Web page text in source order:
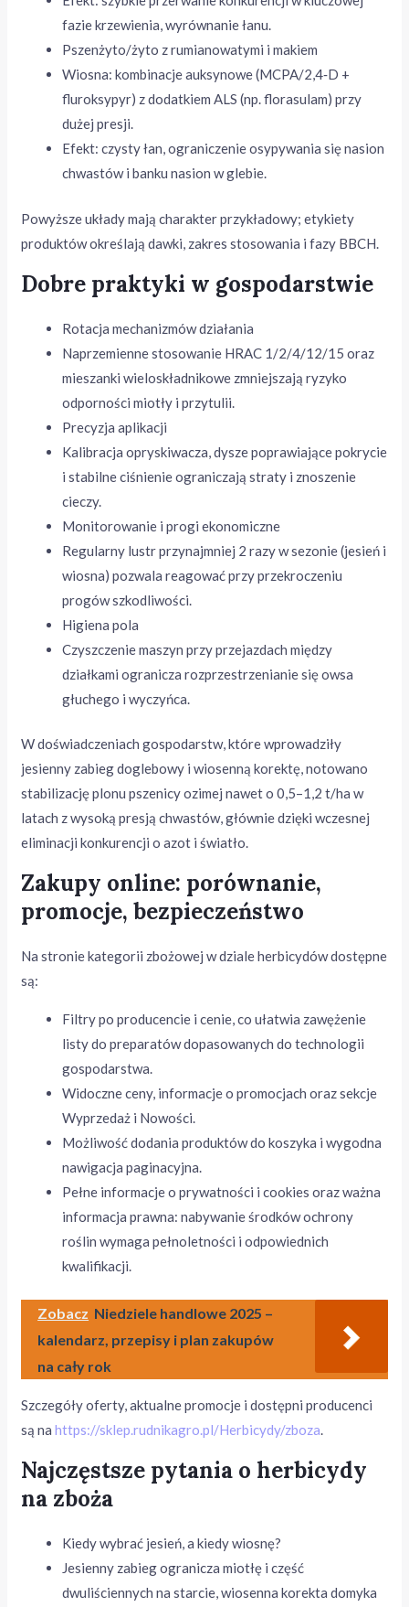
fazie krzewienia, wyrównanie łanu.
Pszenżyto/żyto z rumianowatymi i makiem
Wiosna: kombinacje auksynowe (MCPA/2,4‑D +
fluroksypyr) z dodatkiem ALS (np. florasulam) przy
dużej presji.
Efekt: czysty łan, ograniczenie osypywania się nasion
chwastów i banku nasion w glebie.
Powyższe układy mają charakter przykładowy; etykiety
produktów określają dawki, zakres stosowania i fazy BBCH.
Dobre praktyki w gospodarstwie
Rotacja mechanizmów działania
Naprzemienne stosowanie HRAC 1/2/4/12/15 oraz
mieszanki wieloskładnikowe zmniejszają ryzyko
odporności miotły i przytulii.
Precyzja aplikacji
Kalibracja opryskiwacza, dysze poprawiające pokrycie
i stabilne ciśnienie ograniczają straty i znoszenie
cieczy.
Monitorowanie i progi ekonomiczne
Regularny lustr przynajmniej 2 razy w sezonie (jesień i
wiosna) pozwala reagować przy przekroczeniu
progów szkodliwości.
Higiena pola
Czyszczenie maszyn przy przejazdach między
działkami ogranicza rozprzestrzenianie się owsa
głuchego i wyczyńca.
W doświadczeniach gospodarstw, które wprowadziły
jesienny zabieg doglebowy i wiosenną korektę, notowano
stabilizację plonu pszenicy ozimej nawet o 0,5–1,2 t/ha w
latach z wysoką presją chwastów, głównie dzięki wczesnej
eliminacji konkurencji o azot i światło.
Zakupy online: porównanie,
promocje, bezpieczeństwo
Na stronie kategorii zbożowej w dziale herbicydów dostępne
są:
Filtry po producencie i cenie, co ułatwia zawężenie
listy do preparatów dopasowanych do technologii
gospodarstwa.
Widoczne ceny, informacje o promocjach oraz sekcje
Wyprzedaż i Nowości.
Możliwość dodania produktów do koszyka i wygodna
nawigacja paginacyjna.
Pełne informacje o prywatności i cookies oraz ważna
informacja prawna: nabywanie środków ochrony
roślin wymaga pełnoletności i odpowiednich
kwalifikacji.
Zobacz Niedziele handlowe 2025 –
kalendarz, przepisy i plan zakupów
na cały rok
Szczegóły oferty, aktualne promocje i dostępni producenci
są nahttps://sklep.rudnikagro.pl/Herbicydy/zboza
Najczęstsze pytania o herbicydy
na zboża
Kiedy wybrać jesień, a kiedy wiosnę?
Jesienny zabieg ogranicza miotłę i część
dwuliściennych na starcie, wiosenna korekta domyka